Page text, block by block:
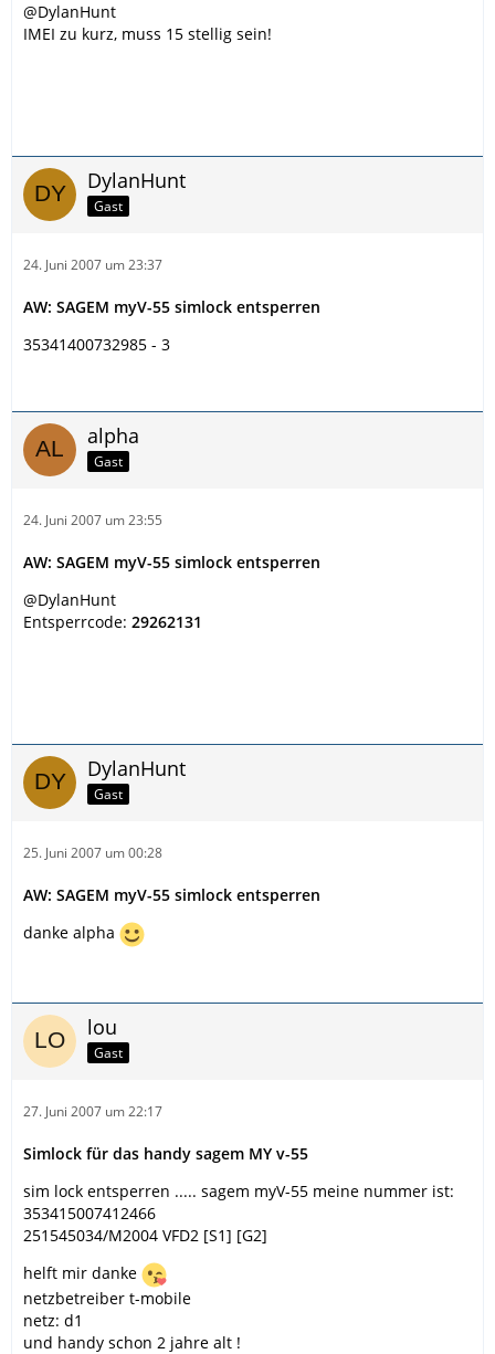
@DylanHunt
IMEI zu kurz, muss 15 stellig sein!
DylanHunt
Gast
24. Juni 2007 um 23:37
AW: SAGEM myV-55 simlock entsperren
35341400732985 - 3
alpha
Gast
24. Juni 2007 um 23:55
AW: SAGEM myV-55 simlock entsperren
@DylanHunt
Entsperrcode: 29262131
DylanHunt
Gast
25. Juni 2007 um 00:28
AW: SAGEM myV-55 simlock entsperren
danke alpha
lou
Gast
27. Juni 2007 um 22:17
Simlock für das handy sagem MY v-55
sim lock entsperren ..... sagem myV-55 meine nummer ist:
353415007412466
251545034/M2004 VFD2 [S1] [G2]
helft mir danke
netzbetreiber t-mobile
netz: d1
und handy schon 2 jahre alt !